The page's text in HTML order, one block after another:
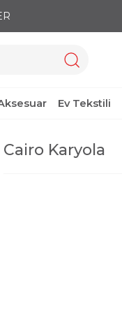
Ev Tekstili
Cairo Karyola